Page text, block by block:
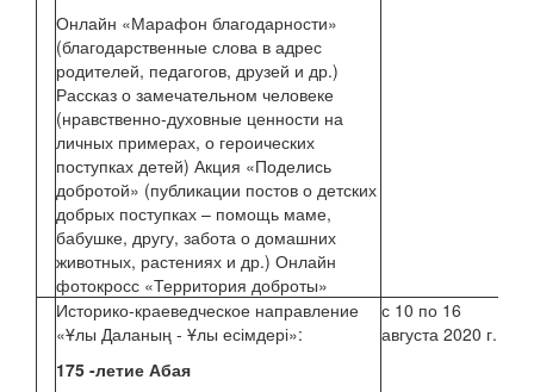
Онлайн «Марафон благодарности»
(благодарственные слова в адрес
родителей, педагогов, друзей и др.)
Рассказ о замечательном человеке
(нравственно-духовные ценности на
личных примерах, о героических
поступках детей) Акция «Поделись
добротой» (публикации постов о детских
добрых поступках – помощь маме,
бабушке, другу, забота о домашних
животных, растениях и др.) Онлайн
фотокросс «Территория доброты»
Историко-краеведческое направление
«Ұлы Даланың - Ұлы есімдері»:
175 -летие Абая
с 10 по 16
августа 2020 г.